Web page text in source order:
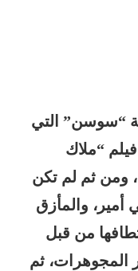
“سوسن” التي
“ملاك
ومن ثم لم تكن
والمأزق
من قبل
المجوهرات، ثم